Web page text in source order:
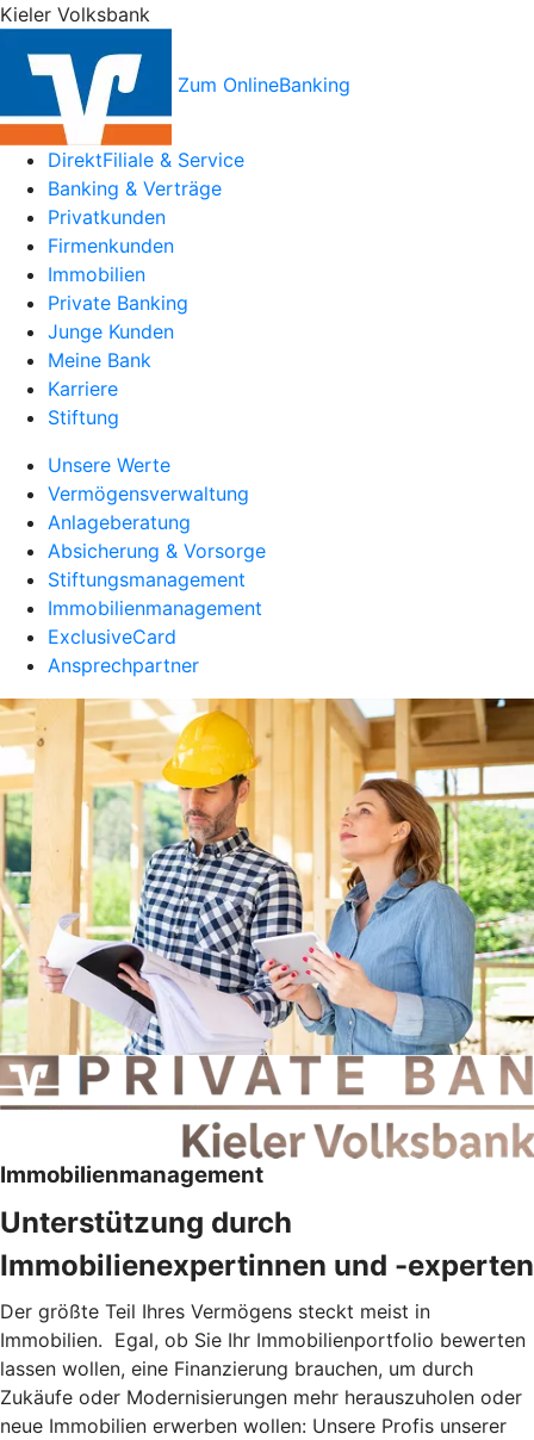
Kieler Volksbank
Zum OnlineBanking
DirektFiliale & Service
Banking & Verträge
Privatkunden
Firmenkunden
Immobilien
Private Banking
Junge Kunden
Meine Bank
Karriere
Stiftung
Unsere Werte
Vermögensverwaltung
Anlageberatung
Absicherung & Vorsorge
Stiftungsmanagement
Immobilienmanagement
ExclusiveCard
Ansprechpartner
Immobilienmanagement
Unterstützung durch
Immobilienexpertinnen und -experten
Der größte Teil Ihres Vermögens steckt meist in
Immobilien. Egal, ob Sie Ihr Immobilienportfolio bewerten
lassen wollen, eine Finanzierung brauchen, um durch
Zukäufe oder Modernisierungen mehr herauszuholen oder
neue Immobilien erwerben wollen: Unsere Profis unserer